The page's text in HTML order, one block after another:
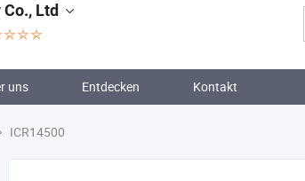
Ltd
uns Entdecken Kontakt
ICR14500